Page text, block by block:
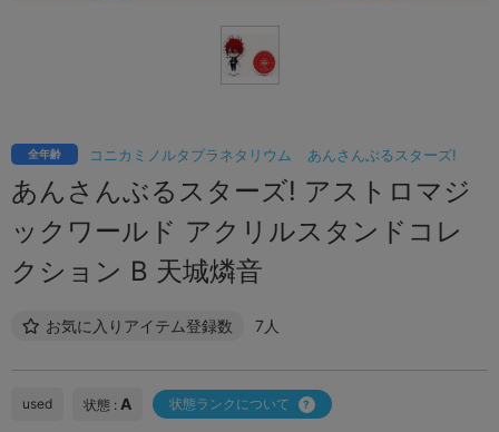
コニカミノルタプラネタリウム あんさんぶるスターズ!
全年齢
あんさんぶるスターズ! アストロマジ
ックワールド アクリルスタンドコレ
クション B 天城燐音
お気に入りアイテム登録数 7人
used 状態 : A 状態ランクについて